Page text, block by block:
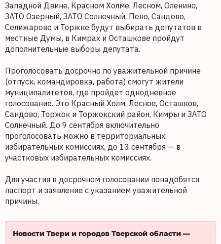
Западной Двине, Красном Холме, Лесном, Оленино,
ЗАТО Озерный, ЗАТО Солнечный, Пено, Сандово,
Селижарово и Торжке будут выбирать депутатов в
местные Думы, в Кимрах и Осташкове пройдут
дополнительные выборы депутата.
Проголосовать досрочно по уважительной причине
(отпуск, командировка, работа) смогут жители
муниципалитетов, где пройдет однодневное
голосование. Это Красный Холм, Лесное, Осташков,
Сандово, Торжок и Торжокский район, Кимры и ЗАТО
Солнечный. До 9 сентября включительно
проголосовать можно в территориальных
избирательных комиссиях, до 13 сентября — в
участковых избирательных комиссиях.
Для участия в досрочном голосовании понадобятся
паспорт и заявление с указанием уважительной
причины.
Новости Твери и городов Тверской области —